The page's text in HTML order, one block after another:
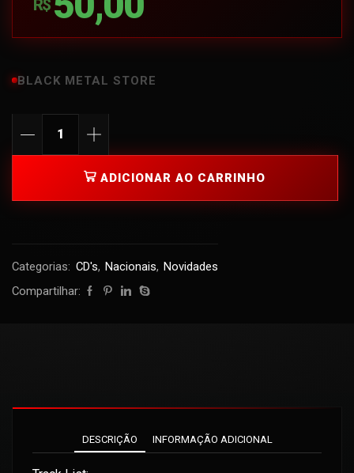
R$
BLACK METAL STORE
ADICIONAR AO CARRINHO
Categorias: CD's, Nacionais, Novidades
Compartilhar:
DESCRIÇÃO INFORMAÇÃO ADICIONAL